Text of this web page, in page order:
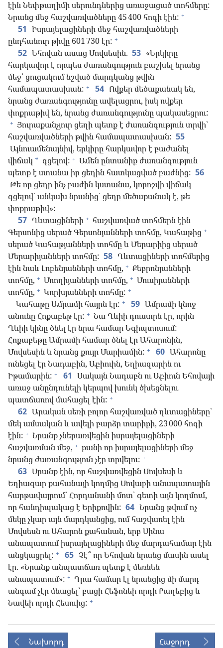
էին Նեփթաղիմի սերունդներից առաջացած տոհմերը:
Նրանց մեջ հաշվառվածները 45 400 հոգի էին: +
51 Իսրայելացիների մեջ հաշվառվածների
ընդհանուր թիվը 601 730 էր: +
52 Եհովան ասաց Մովսեսին. 53 «Երկիրը
հարկավոր է որպես ժառանգություն բաշխել նրանց
մեջ՝ ցուցակում նշված մարդկանց թվին
համապատասխան: + 54 Ովքեր մեծաքանակ են,
նրանց ժառանգությունը ավելացրու, իսկ ովքեր
փոքրաթիվ են, նրանց ժառանգությունը պակասեցրու:
+ Յուրաքանչյուր ցեղի պետք է ժառանգություն տրվի՝
հաշվառվածների թվին համապատասխան: 55
Այնուամենայնիվ, երկիրը հարկավոր է բաժանել
վիճակ * գցելով: + Ամեն ընտանիք ժառանգություն
պետք է ստանա իր ցեղին հատկացված բաժնից: 56
Թե որ ցեղը ինչ բաժին կստանա, կորոշվի վիճակ
գցելով՝ անկախ նրանից՝ ցեղը մեծաքանակ է, թե
փոքրաթիվ»:
57 Ղևտացիների + հաշվառված տոհմերն էին
Գերսոնից սերած Գերսոնյանների տոհմը, Կահաթից +
սերած Կահաթյանների տոհմը և Մերարիից սերած
Մերարիյանների տոհմը: 58 Ղևտացիների տոհմերից
էին նաև Լոբենյանների տոհմը, + Քեբրոնյանների
տոհմը, + Մոողիյանների տոհմը, + Մուսիյանների
տոհմը, + Կորխյանների տոհմը: +
Կահաթը Ամրամի հայրն էր: + 59 Ամրամի կնոջ
անունը Հոքաբեթ էր: + Նա Ղևիի դուստրն էր, որին
Ղևիի կինը ծնել էր նրա համար Եգիպտոսում:
Հոքաբեթը Ամրամի համար ծնել էր Ահարոնին,
Մովսեսին և նրանց քույր Մարիամին: + 60 Ահարոնը
ունեցել էր Նադաբին, Աբիուին, Եղիազարին ու
Իթամարին: + 61 Սակայն Նադաբն ու Աբիուն Եհովայի
առաջ անընդունելի կերպով խունկ ծխեցնելու
պատճառով մահացել էին: +
62 Արական սեռի բոլոր հաշվառված ղևտացիները՝
մեկ ամսական և ավելի բարձր տարիքի, 23 000 հոգի
էին: + Նրանք չներառվեցին իսրայելացիների
հաշվառման մեջ, + քանի որ իսրայելացիների մեջ
նրանց ժառանգություն չէր տրվելու: +
63 Սրանք էին, որ հաշվառվեցին Մովսեսի և
Եղիազար քահանայի կողմից Մովաբի անապատային
հարթավայրում՝ Հորդանանի մոտ՝ գետի այն կողմում,
որ հանդիպակաց է Երիքովին: 64 Նրանց թվում ոչ
մեկը չկար այն մարդկանցից, ում հաշվառել էին
Մովսեսն ու Ահարոն քահանան, երբ Սինա
անապատում իսրայելացիների մեջ մարդահամար էին
անցկացրել: + 65 Չէ՞ որ Եհովան նրանց մասին ասել
էր. «Նրանք անպատճառ պետք է մեռնեն
անապատում»: + Դրա համար էլ նրանցից մի մարդ
անգամ չէր մնացել՝ բացի Հեֆոնեի որդի Քաղեբից և
Նավեի որդի Հեսուից: +
Նախորդ Հաջորդ